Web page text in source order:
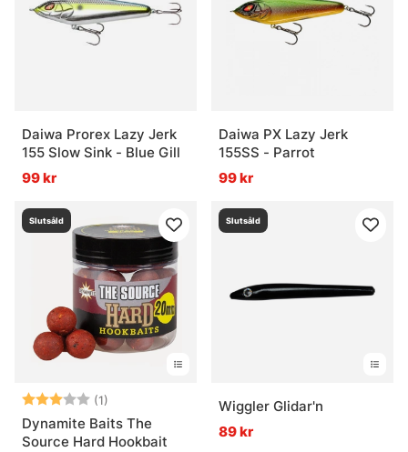
Daiwa Prorex Lazy Jerk
155 Slow Sink - Blue Gill
99 kr
Daiwa PX Lazy Jerk
155SS - Parrot
99 kr
Slutsåld
Betyg: (1)
3.0 utav 5 stjärnor
Dynamite Baits The
Source Hard Hookbait
Slutsåld
Wiggler Glidar'n
89 kr